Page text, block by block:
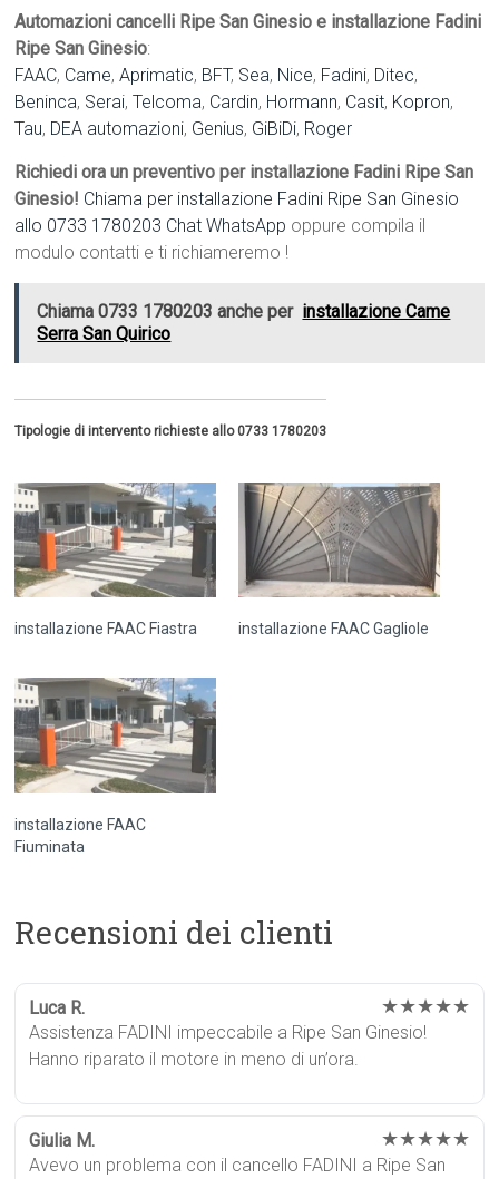
Automazioni cancelli Ripe San Ginesio e installazione Fadini
Ripe San Ginesio:
FAAC, Came,Aprimatic, BFT, Sea, Nice, Fadini, Ditec,
Beninca, Serai,Telcoma, Cardin, Hormann, Casit, Kopron,
Tau, DEA automazioni, Genius, GiBiDi, Roger
Richiedi ora un preventivo per installazione Fadini Ripe San
Ginesio! Chiama per installazione Fadini Ripe San Ginesio
allo 0733 1780203 Chat WhatsApp oppure compila il
modulo contatti e ti richiameremo !
Chiama 0733 1780203 anche per installazione Came
Serra San Quirico
Tipologie di intervento richieste allo 0733 1780203
installazione FAAC Fiastra installazione FAAC Gagliole
installazione FAAC
Fiuminata
Recensioni dei clienti
Luca R. ★★★★★
Assistenza FADINI impeccabile a Ripe San Ginesio!
Hanno riparato il motore in meno di un’ora.
Giulia M. ★★★★★
Avevo un problema con il cancello FADINI a Ripe San